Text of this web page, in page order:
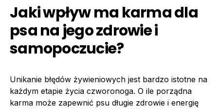
Jaki wpływ ma karma dla
psa na jego zdrowie i
samopoczucie?
Unikanie błędów żywieniowych jest bardzo istotne na
każdym etapie życia czworonoga. O ile porządna
karma może zapewnić psu długie zdrowie i energię